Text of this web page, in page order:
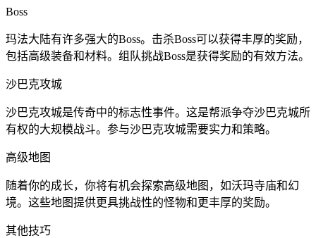
Boss
玛法大陆有许多强大的Boss。击杀Boss可以获得丰厚的奖励，
包括高级装备和材料。组队挑战Boss是获得奖励的有效方法。
沙巴克攻城
沙巴克攻城是传奇中的标志性事件。这是帮派争夺沙巴克城所
有权的大规模战斗。参与沙巴克攻城需要实力和策略。
高级地图
随着你的成长，你将有机会探索高级地图，如沃玛寺庙和幻
境。这些地图提供更具挑战性的怪物和更丰厚的奖励。
其他技巧